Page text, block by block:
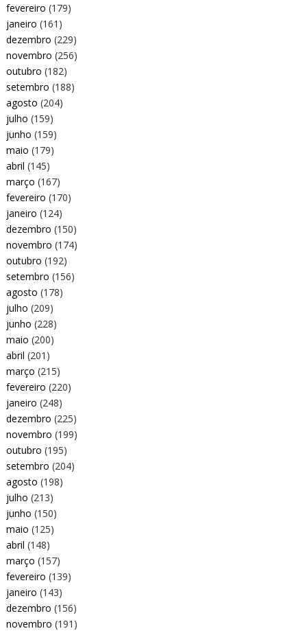
fevereiro (179)
janeiro (161)
dezembro (229)
novembro (256)
outubro (182)
setembro (188)
agosto (204)
julho (159)
junho (159)
maio (179)
abril (145)
março (167)
fevereiro (170)
janeiro (124)
dezembro (150)
novembro (174)
outubro (192)
setembro (156)
agosto (178)
julho (209)
junho (228)
maio (200)
abril (201)
março (215)
fevereiro (220)
janeiro (248)
dezembro (225)
novembro (199)
outubro (195)
setembro (204)
agosto (198)
julho (213)
junho (150)
maio (125)
abril (148)
março (157)
fevereiro (139)
janeiro (143)
dezembro (156)
novembro (191)